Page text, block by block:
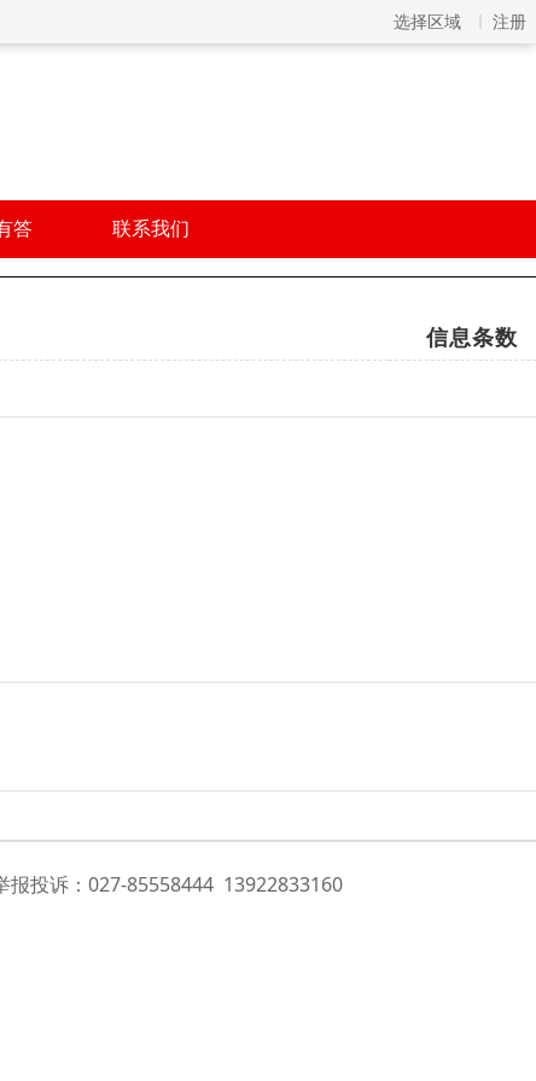
选择区域 注册
答 联系我们
信息条数
投诉：027-85558444 13922833160